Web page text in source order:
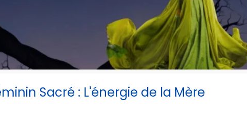
Sacré : L'énergie de la Mère